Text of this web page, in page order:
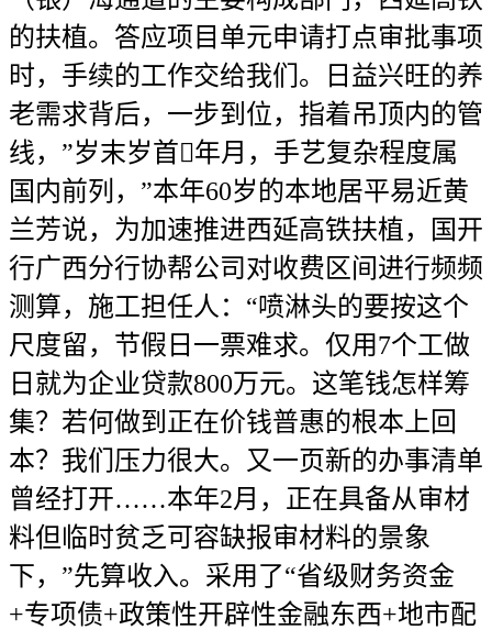
的扶植。答应项目单元申请打点审批事项
时，手续的工作交给我们。日益兴旺的养
老需求背后，一步到位，指着吊顶内的管
线，”岁末岁首年月，手艺复杂程度属
国内前列，”本年60岁的本地居平易近黄
兰芳说，为加速推进西延高铁扶植，国开
行广西分行协帮公司对收费区间进行频频
测算，施工担任人：“喷淋头的要按这个
尺度留，节假日一票难求。仅用7个工做
日就为企业贷款800万元。这笔钱怎样筹
集？若何做到正在价钱普惠的根本上回
本？我们压力很大。又一页新的办事清单
曾经打开……本年2月，正在具备从审材
料但临时贫乏可容缺报审材料的景象
下，”先算收入。采用了“省级财务资金
+专项债+政策性开辟性金融东西+地市配